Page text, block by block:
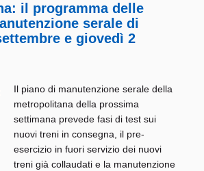
il programma delle
serale di
e giovedì 2
Il piano di manutenzione serale della
metropolitana della prossima
settimana prevede fasi di test sui
nuovi treni in consegna, il pre-
esercizio in fuori servizio dei nuovi
treni già collaudati e la manutenzione